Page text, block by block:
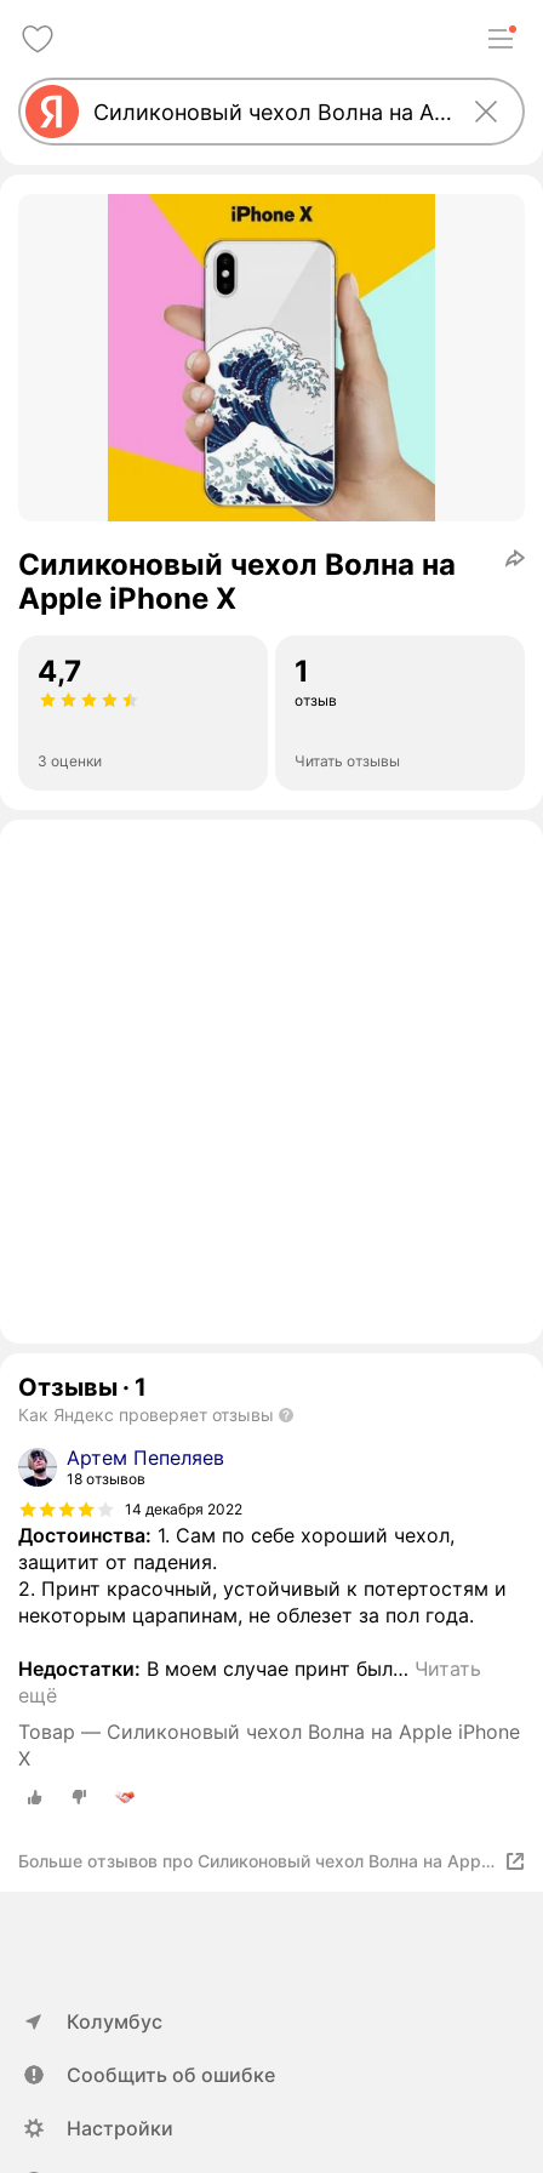
Силиконовый чехол Волна на
Apple iPhone X
4,7
3 оценки
1
отзыв
Читать отзывы
Отзывы · 1
Как Яндекс проверяет отзывы
Артем Пепеляев
18 отзывов
14 декабря 2022
Достоинства: 1. Сам по себе хороший чехол,
защитит от падения.
2. Принт красочный, устойчивый к потертостям и
некоторым царапинам, не облезет за пол года.
Недостатки: В моем случае принт был… Читать
ещё
Товар — Силиконовый чехол Волна на Apple iPhone
X
Больше отзывов про Силиконовый чехол Волна на Apple
Колумбус
Сообщить об ошибке
Настройки